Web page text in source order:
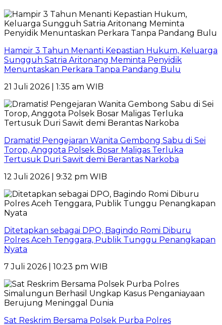
Hampir 3 Tahun Menanti Kepastian Hukum, Keluarga
Sungguh Satria Aritonang Meminta Penyidik
Menuntaskan Perkara Tanpa Pandang Bulu
21 Juli 2026 | 1:35 am WIB
Dramatis! Pengejaran Wanita Gembong Sabu di Sei
Torop, Anggota Polsek Bosar Maligas Terluka
Tertusuk Duri Sawit demi Berantas Narkoba
12 Juli 2026 | 9:32 pm WIB
Ditetapkan sebagai DPO, Bagindo Romi Diburu
Polres Aceh Tenggara, Publik Tunggu Penangkapan
Nyata
7 Juli 2026 | 10:23 pm WIB
Sat Reskrim Bersama Polsek Purba Polres